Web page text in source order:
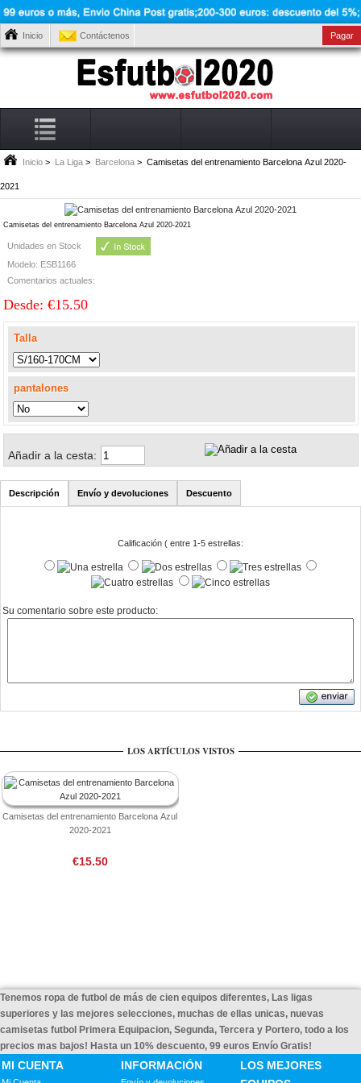
Inicio Contáctenos Pagar
Inicio > La Liga > Barcelona > Camisetas del entrenamiento Barcelona Azul 2020-
2021
Camisetas del entrenamiento Barcelona Azul 2020-2021
Unidades en Stock
Modelo: ESB1166
Comentarios actuales:
Desde: €15.50
Talla
pantalones
Añadir a la cesta:
Descripción Envío y devoluciones Descuento
Calificación ( entre 1-5 estrellas:
Su comentario sobre este producto:
LOS ARTÍCULOS VISTOS
Camisetas del entrenamiento Barcelona Azul
2020-2021
€15.50
Tenemos ropa de futbol de más de cien equipos diferentes, Las ligas
superiores y las mejores selecciones, muchas de ellas unicas, nuevas
camisetas futbol Primera Equipacion, Segunda, Tercera y Portero, todo a los
precios mas bajos! Hasta un 10% descuento, 99 euros Envío Gratis!
MI CUENTA INFORMACIÓN LOS MEJORES